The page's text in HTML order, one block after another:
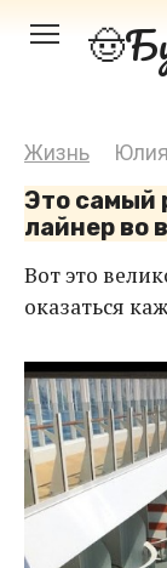
Перейти
Жизнь
Это самый
лайнер во
Вот это
оказаться